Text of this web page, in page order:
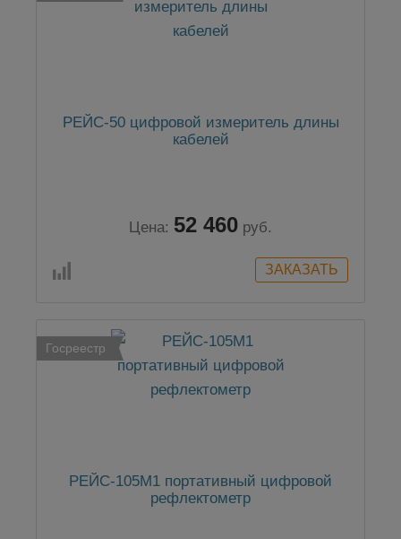
РЕЙС-50 цифровой измеритель длины
кабелей
Цена: 52 460 руб.
Госреестр
РЕЙС-105М1 портативный цифровой
рефлектометр